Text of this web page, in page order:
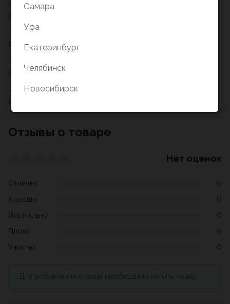
Артикул
GG464
Возрастное ограничение
18+
GaGa Games
Размеры
155 x 115 x 60
Отзывы о товаре
Нет оценок
Отлично
0
Хорошо
0
Нормально
0
Плохо
0
Ужасно
0
Для добавления отзыва необходимо купить товар
Самара
Уфа
Екатеринбург
Челябинск
Новосибирск